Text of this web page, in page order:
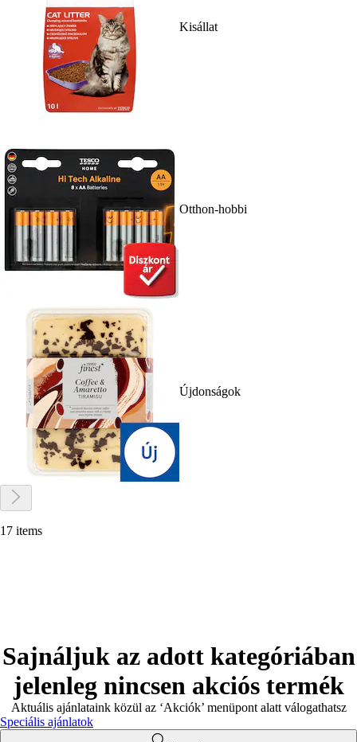
Kisállat
Otthon-hobbi
Újdonságok
17 items
Sajnáljuk az adott kategóriában
jelenleg nincsen akciós termék
Aktuális ajánlataink közül az ‘Akciók’ menüpont alatt válogathatsz
Speciális ajánlatok